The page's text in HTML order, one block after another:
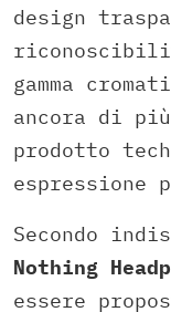
design
gamma
ancora di
prodotto
espressione
Secondo
Nothing
essere